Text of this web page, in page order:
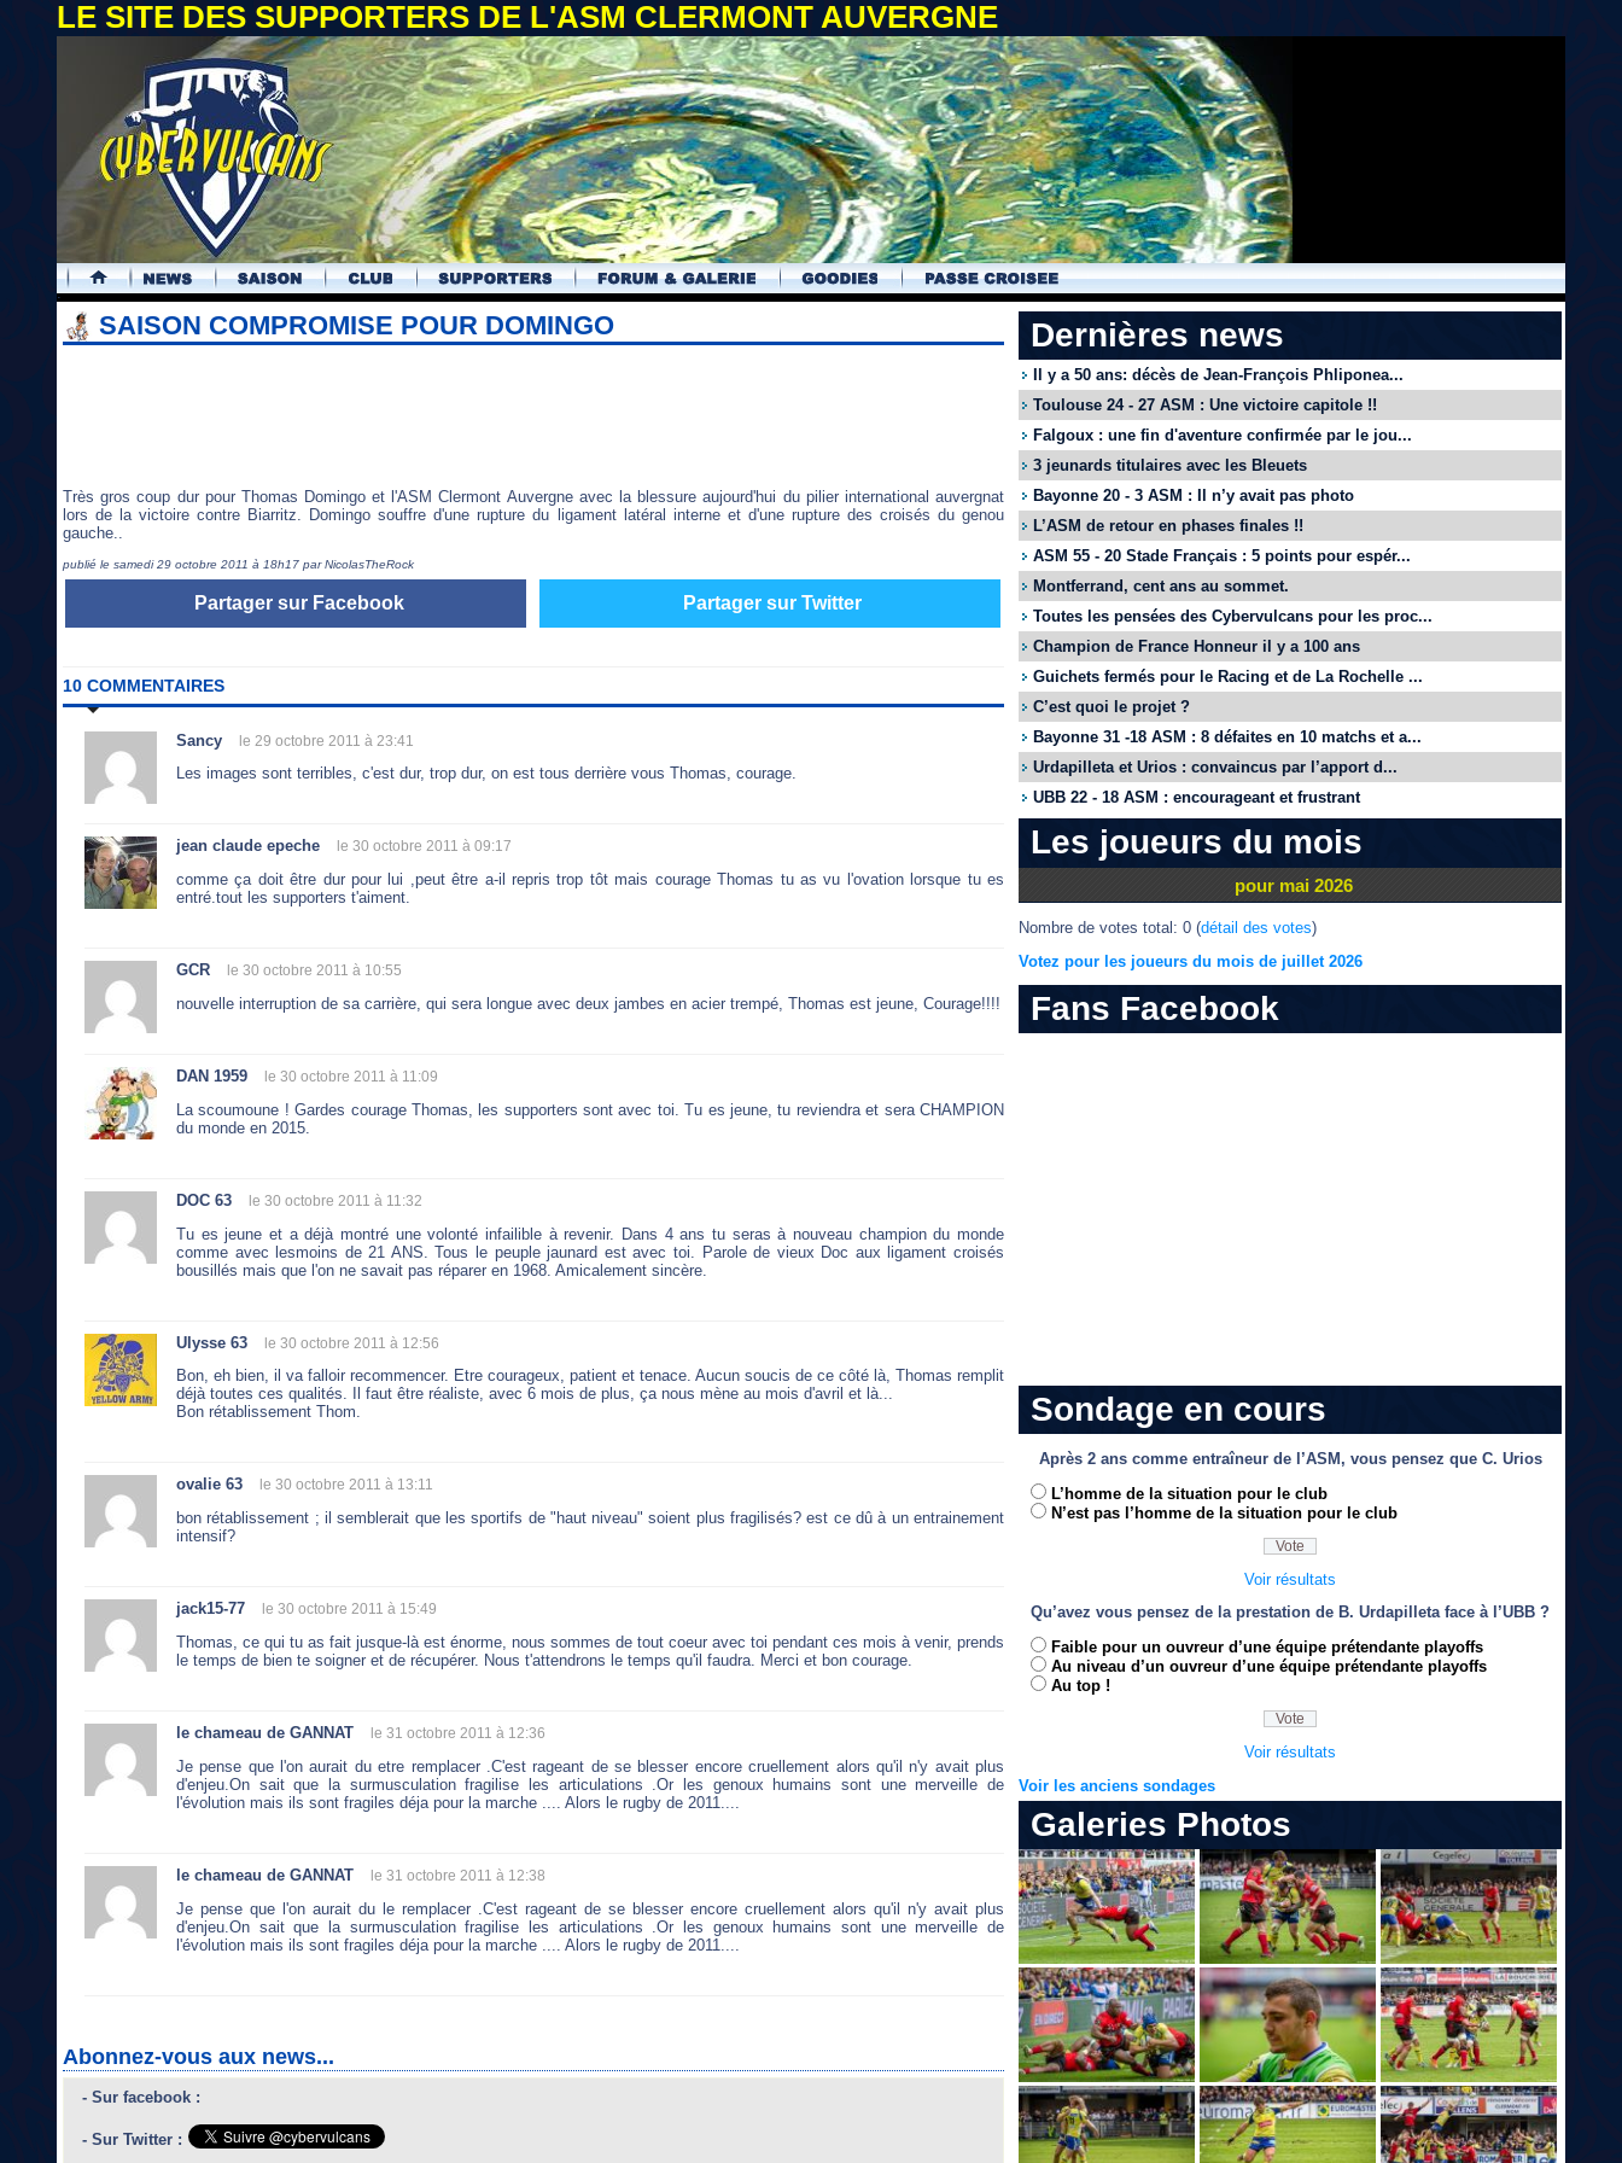
LE SITE DES SUPPORTERS DE L'ASM CLERMONT AUVERGNE
.
SAISON COMPROMISE POUR DOMINGO
Très gros coup dur pour Thomas Domingo et l'ASM Clermont Auvergne avec la blessure aujourd'hui du pilier international auvergnat
lors de la victoire contre Biarritz. Domingo souffre d'une rupture du ligament latéral interne et d'une rupture des croisés du genou
gauche..
publié le samedi 29 octobre 2011 à 18h17 par NicolasTheRock
Partager sur Facebook Partager sur Twitter
10 COMMENTAIRES
Sancy le 29 octobre 2011 à 23:41
Les images sont terribles, c'est dur, trop dur, on est tous derrière vous Thomas, courage.
jean claude epeche le 30 octobre 2011 à 09:17
comme ça doit être dur pour lui ,peut être a-il repris trop tôt mais courage Thomas tu as vu l'ovation lorsque tu es
entré.tout les supporters t'aiment.
GCR le 30 octobre 2011 à 10:55
nouvelle interruption de sa carrière, qui sera longue avec deux jambes en acier trempé, Thomas est jeune, Courage!!!!
DAN 1959 le 30 octobre 2011 à 11:09
La scoumoune ! Gardes courage Thomas, les supporters sont avec toi. Tu es jeune, tu reviendra et sera CHAMPION
du monde en 2015.
DOC 63 le 30 octobre 2011 à 11:32
Tu es jeune et a déjà montré une volonté infailible à revenir. Dans 4 ans tu seras à nouveau champion du monde
comme avec lesmoins de 21 ANS. Tous le peuple jaunard est avec toi. Parole de vieux Doc aux ligament croisés
bousillés mais que l'on ne savait pas réparer en 1968. Amicalement sincère.
Ulysse 63 le 30 octobre 2011 à 12:56
Bon, eh bien, il va falloir recommencer. Etre courageux, patient et tenace. Aucun soucis de ce côté là, Thomas remplit
déjà toutes ces qualités. Il faut être réaliste, avec 6 mois de plus, ça nous mène au mois d'avril et là...
Bon rétablissement Thom.
ovalie 63 le 30 octobre 2011 à 13:11
bon rétablissement ; il semblerait que les sportifs de "haut niveau" soient plus fragilisés? est ce dû à un entrainement
intensif?
jack15-77 le 30 octobre 2011 à 15:49
Thomas, ce qui tu as fait jusque-là est énorme, nous sommes de tout coeur avec toi pendant ces mois à venir, prends
le temps de bien te soigner et de récupérer. Nous t'attendrons le temps qu'il faudra. Merci et bon courage.
le chameau de GANNAT le 31 octobre 2011 à 12:36
Je pense que l'on aurait du etre remplacer .C'est rageant de se blesser encore cruellement alors qu'il n'y avait plus
d'enjeu.On sait que la surmusculation fragilise les articulations .Or les genoux humains sont une merveille de
l'évolution mais ils sont fragiles déja pour la marche .... Alors le rugby de 2011....
le chameau de GANNAT le 31 octobre 2011 à 12:38
Je pense que l'on aurait du le remplacer .C'est rageant de se blesser encore cruellement alors qu'il n'y avait plus
d'enjeu.On sait que la surmusculation fragilise les articulations .Or les genoux humains sont une merveille de
l'évolution mais ils sont fragiles déja pour la marche .... Alors le rugby de 2011....
Abonnez-vous aux news...
- Sur facebook :
- Sur Twitter :
Dernières news
Il y a 50 ans: décès de Jean-François Phliponea...
Toulouse 24 - 27 ASM : Une victoire capitole !!
Falgoux : une fin d'aventure confirmée par le jou...
3 jeunards titulaires avec les Bleuets
Bayonne 20 - 3 ASM : Il n’y avait pas photo
L’ASM de retour en phases finales !!
ASM 55 - 20 Stade Français : 5 points pour espér...
Montferrand, cent ans au sommet.
Toutes les pensées des Cybervulcans pour les proc...
Champion de France Honneur il y a 100 ans
Guichets fermés pour le Racing et de La Rochelle ...
C’est quoi le projet ?
Bayonne 31 -18 ASM : 8 défaites en 10 matchs et a...
Urdapilleta et Urios : convaincus par l’apport d...
UBB 22 - 18 ASM : encourageant et frustrant
Les joueurs du mois
pour mai 2026
Nombre de votes total: 0 (détail des votes)
Votez pour les joueurs du mois de juillet 2026
Fans Facebook
Sondage en cours
Après 2 ans comme entraîneur de l’ASM, vous pensez que C. Urios
L’homme de la situation pour le club
N’est pas l’homme de la situation pour le club
Voir résultats
Qu’avez vous pensez de la prestation de B. Urdapilleta face à l’UBB ?
Faible pour un ouvreur d’une équipe prétendante playoffs
Au niveau d’un ouvreur d’une équipe prétendante playoffs
Au top !
Voir résultats
Voir les anciens sondages
Galeries Photos